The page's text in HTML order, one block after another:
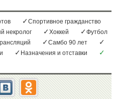
Спортивное гражданство
некролог Хоккей
Футбол
Самбо 90 лет
Назначения и отставки